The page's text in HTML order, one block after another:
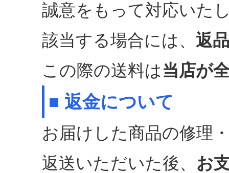
誠意をもって対応いた
該当する場合には、 返
この際の送料は当店が
■ 返金について
お届けした商品の修理
返送いただいた後、 お